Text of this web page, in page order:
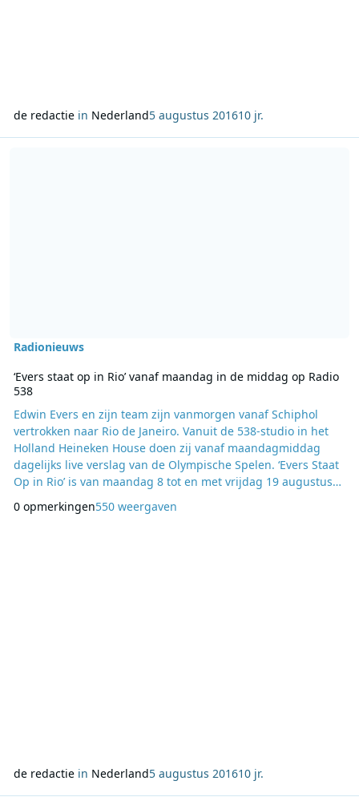
de redactiein Nederland5 augustus 201610 jr.
Radionieuws
‘Evers staat op in Rio’ vanaf maandag in de middag op Radio
538
Edwin Evers en zijn team zijn vanmorgen vanaf Schiphol
vertrokken naar Rio de Janeiro. Vanuit de 538-studio in het
Holland Heineken House doen zij vanaf maandagmiddag
dagelijks live verslag van de Olympische Spelen. ‘Evers Staat
Op in Rio’ is van maandag 8 tot en met vrijdag 19 augustus
plaats van op de gebruikelijke uren in de ochtend. Evers
0 opmerkingen550 weergaven
de redactiein Nederland5 augustus 201610 jr.